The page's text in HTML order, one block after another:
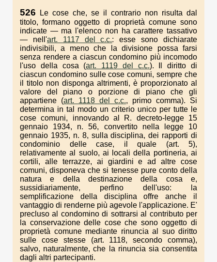
526 Le cose che, se il contrario non risulta dal
titolo, formano oggetto di proprietà comune sono
indicate — ma l'elenco non ha carattere tassativo
— nell'art. 1117 del c.c.: esse sono dichiarate
indivisibili, a meno che la divisione possa farsi
senza rendere a ciascun condomino più incomodo
l'uso della cosa (art. 1119 del c.c.). Il diritto di
ciascun condomino sulle cose comuni, sempre che
il titolo non disponga altrimenti, è proporzionato al
valore del piano o porzione di piano che gli
appartiene (art. 1118 del c.c., primo comma). Si
determina in tal modo un criterio unico per tutte le
cose comuni, innovando al R. decreto-legge 15
gennaio 1934, n. 56, convertito nella legge 10
gennaio 1935, n. 8, sulla disciplina, dei rapporti di
condominio delle case, il quale (art. 5),
relativamente al suolo, ai locali della portineria, ai
cortili, alle terrazze, ai giardini e ad altre cose
comuni, disponeva che si tenesse pure conto della
natura e della destinazione della cosa e,
sussidiariamente, perfino dell'uso: la
semplificazione della disciplina offre anche il
vantaggio di renderne più agevole l'applicazione. E'
precluso al condomino di sottrarsi al contributo per
la conservazione delle cose che sono oggetto di
proprietà comune mediante rinuncia al suo diritto
sulle cose stesse (art. 1118, secondo comma),
salvo, naturalmente, che la rinuncia sia consentita
dagli altri partecipanti.